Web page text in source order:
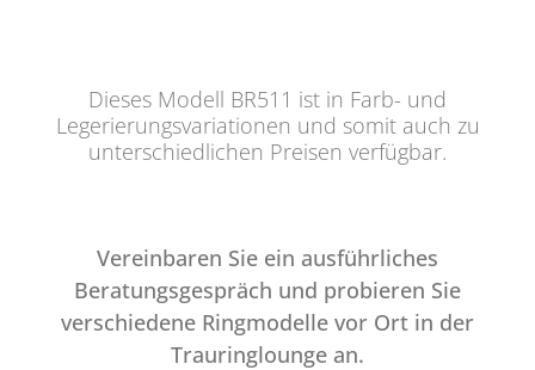
Dieses Modell BR511 ist in Farb- und
Legerierungsvariationen und somit auch zu
unterschiedlichen Preisen verfügbar.
Vereinbaren Sie ein ausführliches
Beratungsgespräch und probieren Sie
verschiedene Ringmodelle vor Ort in der
Trauringlounge an.